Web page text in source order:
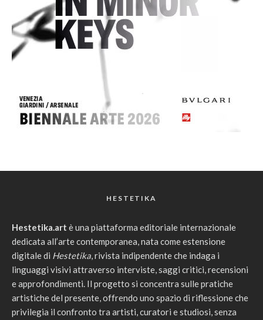
HESTETIKA
Hestetika.art è una piattaforma editoriale internazionale
dedicata all’arte contemporanea, nata come estensione
digitale di Hestetika, rivista indipendente che indaga i
linguaggi visivi attraverso interviste, saggi critici, recensioni
e approfondimenti. Il progetto si concentra sulle pratiche
artistiche del presente, offrendo uno spazio di riflessione che
privilegia il confronto tra artisti, curatori e studiosi, senza